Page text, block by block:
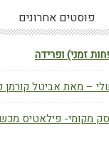
פוסטים אחרונים
זמני) ופרידה
– מאת אביטל קורמן
מקומי- פילאטיס